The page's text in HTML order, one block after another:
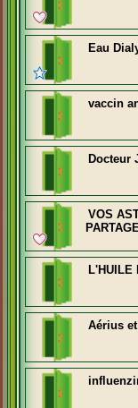
Eau
vaccin
Docteur
VOS
L'HUILE
Aérius